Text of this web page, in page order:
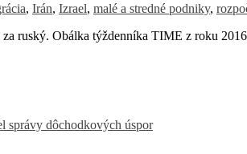
, Irán, Izrael, malé a stredné podniky,
ruský. Obálka týždenníka TIME z roku